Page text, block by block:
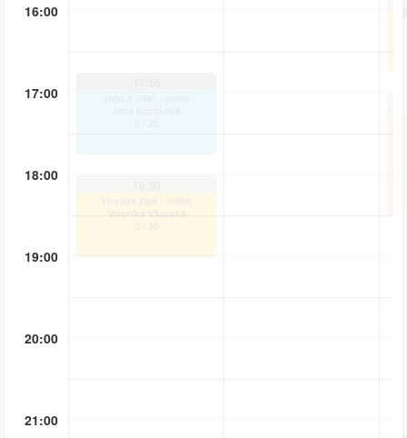
16:00
17:00
18:00
19:00
20:00
21:00
Vinyása jóga - online
Veronika Vltavská
3
30